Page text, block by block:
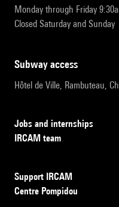
Monday through Friday
Closed Saturday and Sunday
subway access
Hôtel de Ville, Rambuteau,
Jobs and internships
IRCAM team
Support IRCAM
Centre Pompidou